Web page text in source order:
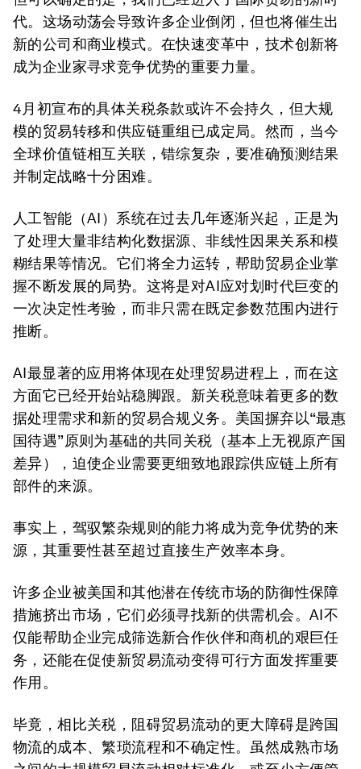
代。这场动荡会导致许多企业倒闭，但也将催生出
新的公司和商业模式。在快速变革中，技术创新将
成为企业家寻求竞争优势的重要力量。
4月初宣布的具体关税条款或许不会持久，但大规
模的贸易转移和供应链重组已成定局。然而，当今
全球价值链相互关联，错综复杂，要准确预测结果
并制定战略十分困难。
人工智能（AI）系统在过去几年逐渐兴起，正是为
了处理大量非结构化数据源、非线性因果关系和模
糊结果等情况。它们将全力运转，帮助贸易企业掌
握不断发展的局势。这将是对AI应对划时代巨变的
一次决定性考验，而非只需在既定参数范围内进行
推断。
AI最显著的应用将体现在处理贸易进程上，而在这
方面它已经开始站稳脚跟。新关税意味着更多的数
据处理需求和新的贸易合规义务。美国摒弃以“最惠
国待遇”原则为基础的共同关税（基本上无视原产国
差异），迫使企业需要更细致地跟踪供应链上所有
部件的来源。
事实上，驾驭繁杂规则的能力将成为竞争优势的来
源，其重要性甚至超过直接生产效率本身。
许多企业被美国和其他潜在传统市场的防御性保障
措施挤出市场，它们必须寻找新的供需机会。AI不
仅能帮助企业完成筛选新合作伙伴和商机的艰巨任
务，还能在促使新贸易流动变得可行方面发挥重要
作用。
毕竟，相比关税，阻碍贸易流动的更大障碍是跨国
物流的成本、繁琐流程和不确定性。虽然成熟市场